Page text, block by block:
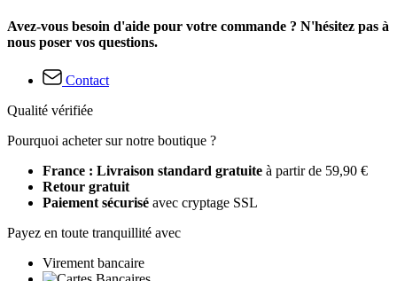
Avez-vous besoin d'aide pour votre commande ? N'hésitez pas à
nous poser vos questions.
Contact
Qualité vérifiée
Pourquoi acheter sur notre boutique ?
France : Livraison standard gratuite à partir de 59,90 €
Retour gratuit
Paiement sécurisé avec cryptage SSL
Payez en toute tranquillité avec
Virement bancaire